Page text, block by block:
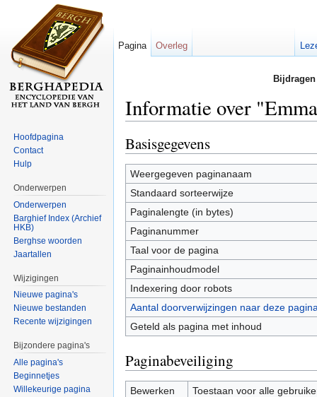
Informatie over
Basisgegevens
Weergegeven paginanaam
Standaard sorteerwijze
Paginalengte (in bytes)
Paginanummer
Taal voor de pagina
Paginainhoudmodel
Indexering door robots
Aantal doorverwijzingen naar deze
Geteld als pagina met inhoud
Paginabeveiliging
Bewerken
Toestaan voor alle
Pagina Overleg
Hoofdpagina
Contact
Hulp
Onderwerpen
Onderwerpen
Barghief Index (Archief
HKB)
Berghse woorden
Jaartallen
Wijzigingen
Nieuwe pagina's
Nieuwe bestanden
Recente wijzigingen
Bijzondere pagina's
Alle pagina's
Beginnetjes
Willekeurige pagina